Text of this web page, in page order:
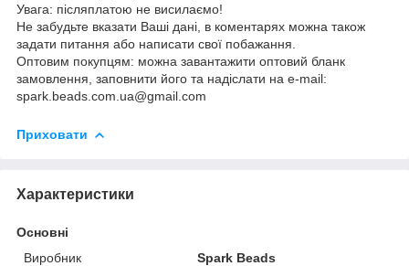
Увага: післяплатою не висилаємо!
Не забудьте вказати Ваші дані, в коментарях можна також
задати питання або написати свої побажання.
Оптовим покупцям: можна завантажити оптовий бланк
замовлення, заповнити його та надіслати на e-mail:
spark.beads.com.ua@gmail.com
Приховати
Характеристики
Основні
Виробник
Spark Beads